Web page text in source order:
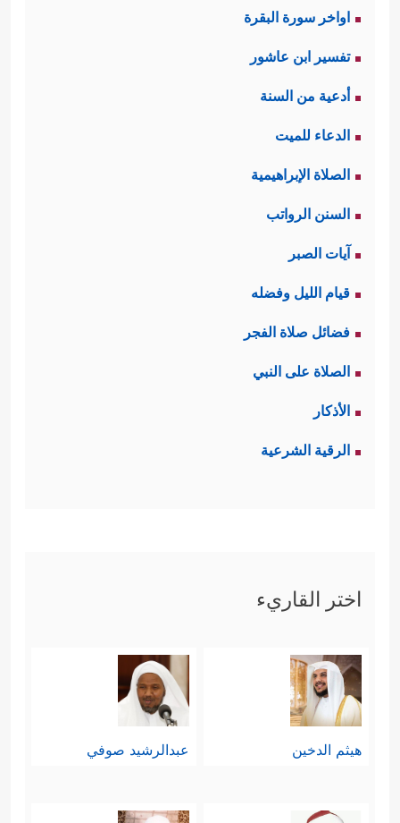
اواخر سورة البقرة
تفسير ابن عاشور
أدعية من السنة
الدعاء للميت
الصلاة الإبراهيمية
السنن الرواتب
آيات الصبر
قيام الليل وفضله
فضائل صلاة الفجر
الصلاة على النبي
الأذكار
الرقية الشرعية
اختر القاريء
هيثم الدخين عبدالرشيد صوفي